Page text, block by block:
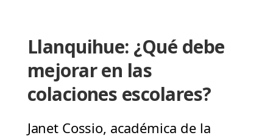
Llanquihue: ¿Qué debe
mejorar en las
colaciones escolares?
Janet Cossio, académica de la